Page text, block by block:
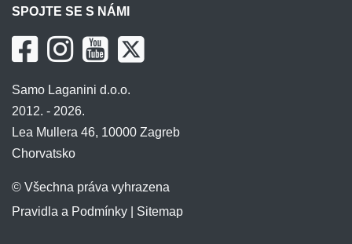
SPOJTE SE S NÁMI
Samo Laganini d.o.o.
2012. - 2026.
Lea Mullera 46, 10000 Zagreb
Chorvatsko
© Všechna práva vyhrazena
Pravidla a Podmínky
Sitemap